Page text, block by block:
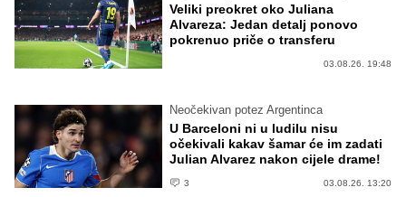
Veliki preokret oko Juliana
Alvareza: Jedan detalj ponovo
pokrenuo priče o transferu
03.08.26. 19:48
Neočekivan potez Argentinca
U Barceloni ni u ludilu nisu
očekivali kakav šamar će im zadati
Julian Alvarez nakon cijele drame!
3 03.08.26. 13:20